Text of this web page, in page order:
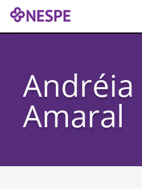
Andréia
Amaral